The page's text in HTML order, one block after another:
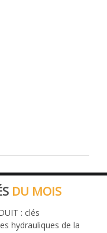
DU MOIS
: clés
hydrauliques de la